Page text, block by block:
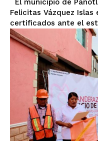
Felicitas Vázquez
certificados ante el